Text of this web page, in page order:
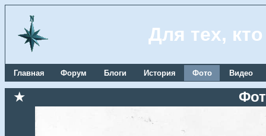
Для тех,
Главная Форум Блоги История Фото Видео
★